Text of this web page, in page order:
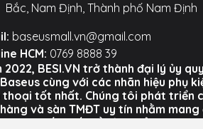
Bắc, Nam Định, Thành phố Nam Định
baseusmall.vn@gmail.com
HCM: 0769 8888 39
2022, BESI.VN trở thành đại lý ủy
cùng với các nhãn hiệu phụ
thoại tốt nhất. Chúng tôi phát triển
và sàn TMĐT uy tín nhằm mang
tốt nhất về sản phẩm và dịch